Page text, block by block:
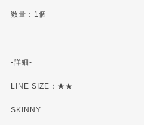
数量：1個
-詳細-
LINE SIZE：★★
SKINNY